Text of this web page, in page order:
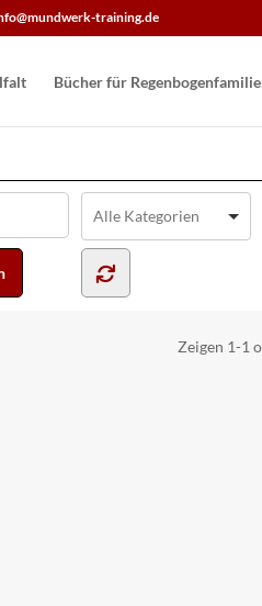
training.de
Bücher für
Zeigen 1-1